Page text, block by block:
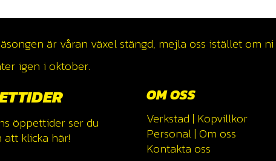
är våran växel stängd, mejla oss istället om
igen i oktober.
öppettider ser du
att klicka här!
OM OSS
Verkstad | Köpvillkor
Personal| Om oss
Kontakta oss